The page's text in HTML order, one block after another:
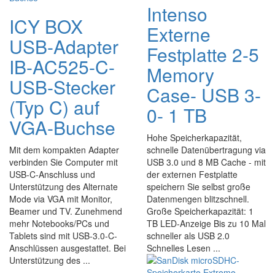
ICY BOX
USB-Adapter
IB-AC525-C-
USB-Stecker
(Typ C) auf
VGA-Buchse
Mit dem kompakten Adapter
verbinden Sie Computer mit
USB-C-Anschluss und
Unterstützung des Alternate
Mode via VGA mit Monitor,
Beamer und TV. Zunehmend
mehr Notebooks/PCs und
Tablets sind mit USB-3.0-C-
Anschlüssen ausgestattet. Bei
Unterstützung des ...
Intenso
Externe
Festplatte 2-5
Memory
Case- USB 3-
0- 1 TB
Hohe Speicherkapazität,
schnelle Datenübertragung via
USB 3.0 und 8 MB Cache - mit
der externen Festplatte
speichern Sie selbst große
Datenmengen blitzschnell.
Große Speicherkapazität: 1
TB LED-Anzeige Bis zu 10 Mal
schneller als USB 2.0
Schnelles Lesen ...